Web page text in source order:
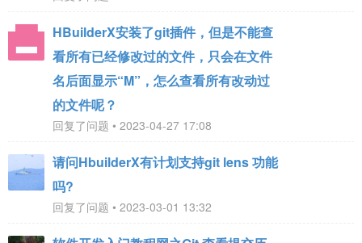
HBuilderX安装了git插件，但是不能查
看所有已经修改过的文件，只会在文件
名后面显示“M”，怎么查看所有改动过
的文件呢？
回复了问题 • 2023-04-27 17:08
请问HbuilderX有计划支持git lens 功能
吗?
回复了问题 • 2023-03-01 13:32